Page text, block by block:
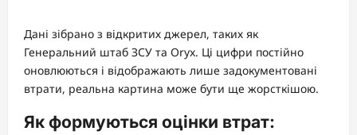
Дані зібрано з відкритих джерел, таких як
Генеральний штаб ЗСУ та Oryx. Ці цифри постійно
оновлюються і відображають лише задокументовані
втрати, реальна картина може бути ще жорсткішою.
Як формуються оцінки втрат: